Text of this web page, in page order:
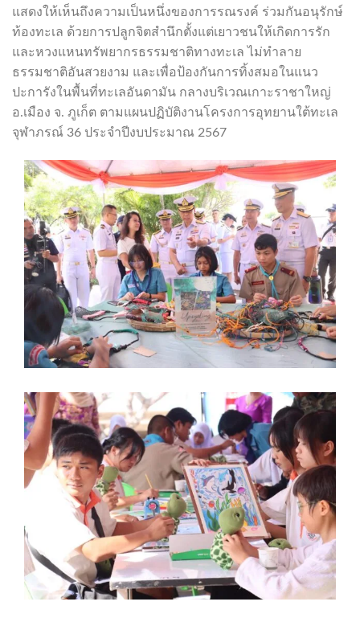
แสดงให้เห็นถึงความเป็นหนึ่งของการรณรงค์ ร่วมกันอนุรักษ์
ท้องทะเล ด้วยการปลูกจิตสำนึกตั้งแต่เยาวชนให้เกิดการรัก
และหวงแหนทรัพยากรธรรมชาติทางทะเล ไม่ทำลาย
ธรรมชาติอันสวยงาม และเพื่อป้องกันการทิ้งสมอในแนว
ปะการังในพื้นที่ทะเลอันดามัน กลางบริเวณเกาะราชาใหญ่
อ.เมือง จ. ภูเก็ต ตามแผนปฏิบัติงานโครงการอุทยานใต้ทะเล
จุฬาภรณ์ 36 ประจำปีงบประมาณ 2567